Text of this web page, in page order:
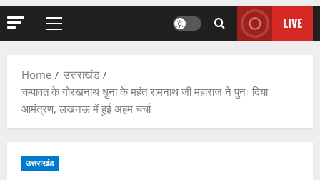
Primary
LIVE
Home
उत्तराखंड
चम्पावत के गोरखनाथ धुना के महंत रामनाथ जी महाराज ने पुनः दिया
आमंत्रण, लखनऊ में हुई अहम चर्चा
उत्तराखंड